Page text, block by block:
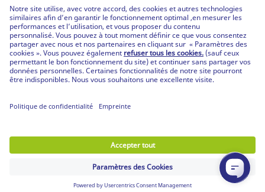
© Lyreco 2026
Partenaire | de tous les lieux de travail|
Conditions Générales de Vente|Déclaration de
confidentialité|Conditions d'Utilisation &
Mentions Légales|Service Après-Vente|CPV
Produits personnalisés
Votre guide RGPD|Déclaration d'accessibilité
de confidentialité|Plan du site